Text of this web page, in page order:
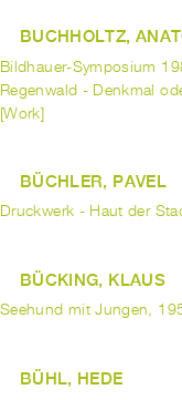
BUCHHOLTZ,
Bildhauer-Symposium
Regenwald - Denkmal
[Work]
BÜCHLER, PAVEL
Druckwerk - Haut der
BÜCKING, KLAUS
Seehund mit Jungen,
BÜHL, HEDE